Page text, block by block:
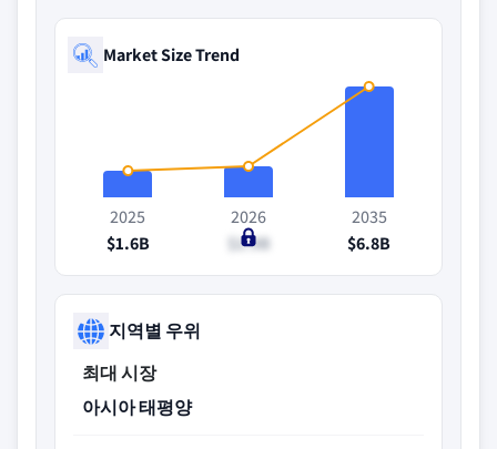
Market Size Trend
2025
$1.6B
2026
$1.9B
2035
$6.8B
지역별 우위
최대 시장
아시아 태평양